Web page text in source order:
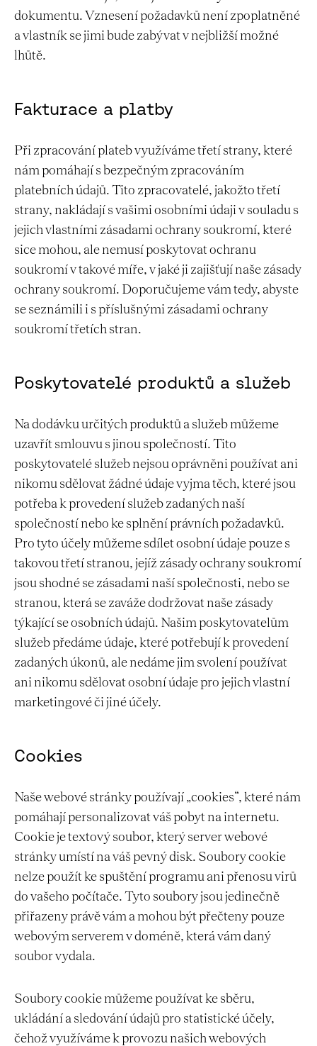
dokumentu. Vznesení požadavků není zpoplatněné
a vlastník se jimi bude zabývat v nejbližší možné
lhůtě.
Fakturace a platby
Při zpracování plateb využíváme třetí strany, které
nám pomáhají s bezpečným zpracováním
platebních údajů. Tito zpracovatelé, jakožto třetí
strany, nakládají s vašimi osobními údaji v souladu s
jejich vlastními zásadami ochrany soukromí, které
sice mohou, ale nemusí poskytovat ochranu
soukromí v takové míře, v jaké ji zajišťují naše zásady
ochrany soukromí. Doporučujeme vám tedy, abyste
se seznámili i s příslušnými zásadami ochrany
soukromí třetích stran.
Poskytovatelé produktů a služeb
Na dodávku určitých produktů a služeb můžeme
uzavřít smlouvu s jinou společností. Tito
poskytovatelé služeb nejsou oprávněni používat ani
nikomu sdělovat žádné údaje vyjma těch, které jsou
potřeba k provedení služeb zadaných naší
společností nebo ke splnění právních požadavků.
Pro tyto účely můžeme sdílet osobní údaje pouze s
takovou třetí stranou, jejíž zásady ochrany soukromí
jsou shodné se zásadami naší společnosti, nebo se
stranou, která se zaváže dodržovat naše zásady
týkající se osobních údajů. Našim poskytovatelům
služeb předáme údaje, které potřebují k provedení
zadaných úkonů, ale nedáme jim svolení používat
ani nikomu sdělovat osobní údaje pro jejich vlastní
marketingové či jiné účely.
Cookies
Naše webové stránky používají „cookies“, které nám
pomáhají personalizovat váš pobyt na internetu.
Cookie je textový soubor, který server webové
stránky umístí na váš pevný disk. Soubory cookie
nelze použít ke spuštění programu ani přenosu virů
do vašeho počítače. Tyto soubory jsou jedinečně
přiřazeny právě vám a mohou být přečteny pouze
webovým serverem v doméně, která vám daný
soubor vydala.
Soubory cookie můžeme používat ke sběru,
ukládání a sledování údajů pro statistické účely,
čehož využíváme k provozu našich webových